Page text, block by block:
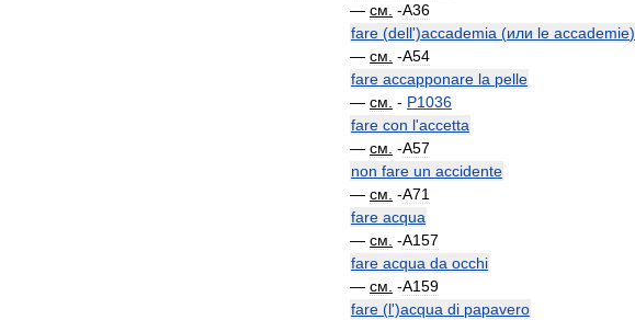
— см -A36
fare (dell')accademia (или le accademie)
— см -A54
fare accapponare la pelle
— см - P1036
fare con l'accetta
— см -A57
non fare un accidente
— см -A71
fare acqua
— см -A157
fare acqua da occhi
— см -A159
fare (l')acqua di papavero